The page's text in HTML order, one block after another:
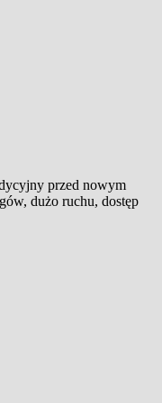
przed nowym
dużo ruchu, dostęp